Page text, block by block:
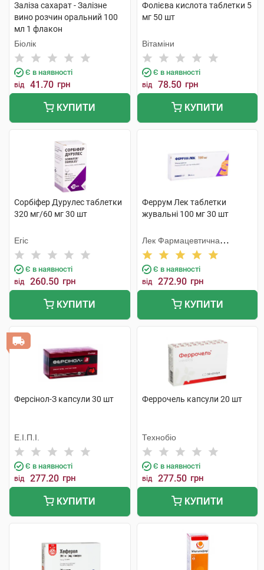
Заліза сахарат - Залізне
вино розчин оральний 100
мл 1 флакон
Біолік
Є в наявності
від 41.70 грн
КУПИТИ
Фолієва кислота таблетки 5
мг 50 шт
Вітаміни
Є в наявності
від 78.50 грн
КУПИТИ
Сорбіфер Дурулес таблетки
320 мг/60 мг 30 шт
Егіс
Є в наявності
від 260.50 грн
КУПИТИ
Феррум Лек таблетки
жувальні 100 мг 30 шт
Лек Фармацевтична
компанія
Є в наявності
від 272.90 грн
КУПИТИ
Ферсінол-З капсули 30 шт
Е.І.П.І.
Є в наявності
від 277.20 грн
КУПИТИ
Феррочель капсули 20 шт
Технобіо
Є в наявності
від 277.50 грн
КУПИТИ